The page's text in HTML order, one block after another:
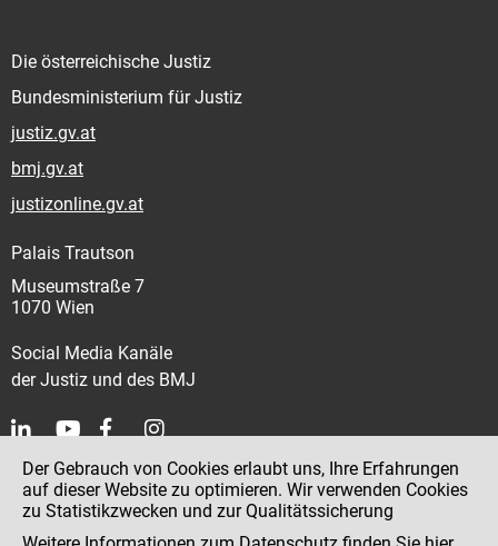
Die österreichische Justiz
Bundesministerium für Justiz
justiz.gv.at
bmj.gv.at
justizonline.gv.at
Palais Trautson
Museumstraße 7
1070 Wien
Social Media Kanäle
der Justiz und des BMJ
Kontakt
Impressum
Der Gebrauch von Cookies erlaubt uns, Ihre Erfahrungen
auf dieser Website zu optimieren. Wir verwenden Cookies
zu Statistikzwecken und zur Qualitätssicherung